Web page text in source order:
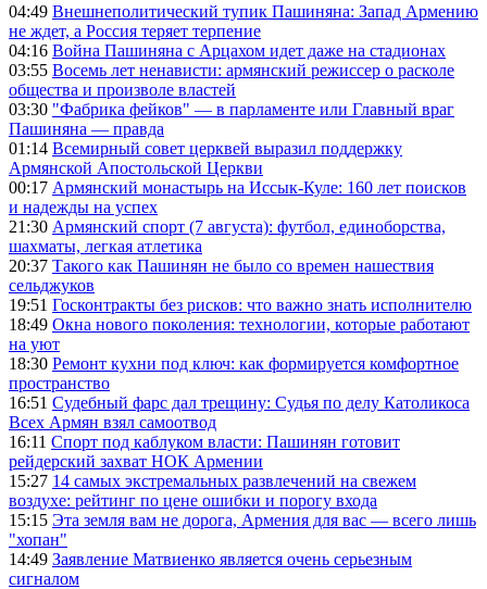
04:49 Внешнеполитический тупик Пашиняна: Запад Армению
не ждет, а Россия теряет терпение
04:16 Война Пашиняна с Арцахом идет даже на стадионах
03:55 Восемь лет ненависти: армянский режиссер о расколе
общества и произволе властей
03:30 "Фабрика фейков" — в парламенте или Главный враг
Пашиняна — правда
01:14 Всемирный совет церквей выразил поддержку
Армянской Апостольской Церкви
00:17 Армянский монастырь на Иссык-Куле: 160 лет поисков
и надежды на успех
21:30 Армянский спорт (7 августа): футбол, единоборства,
шахматы, легкая атлетика
20:37 Такого как Пашинян не было со времен нашествия
сельджуков
19:51 Госконтракты без рисков: что важно знать исполнителю
18:49 Окна нового поколения: технологии, которые работают
на уют
18:30 Ремонт кухни под ключ: как формируется комфортное
пространство
16:51 Судебный фарс дал трещину: Судья по делу Католикоса
Всех Армян взял самоотвод
16:11 Спорт под каблуком власти: Пашинян готовит
рейдерский захват НОК Армении
15:27 14 самых экстремальных развлечений на свежем
воздухе: рейтинг по цене ошибки и порогу входа
15:15 Эта земля вам не дорога, Армения для вас — всего лишь
"хопан"
14:49 Заявление Матвиенко является очень серьезным
сигналом